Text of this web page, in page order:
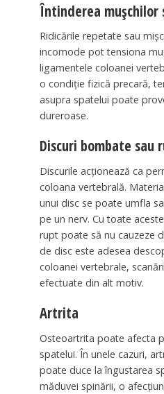
Întinderea mușchilor
Ridicările repetate sau
incomode pot tensiona
ligamentele coloanei
o condiție fizică precară,
asupra spatelui poate
dureroase.
Discuri bombate sau
Discurile acționează ca
coloana vertebrală.
unui disc se poate umfla
pe un nerv. Cu toate
rupt poate să nu cauzeze
de disc este adesea
coloanei vertebrale,
efectuate din alt motiv.
Artrita
Osteoartrita poate afecta
spatelui. În unele cazuri,
poate duce la îngustarea
măduvei spinării, o